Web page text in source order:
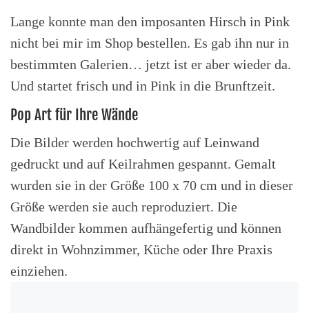
Lange konnte man den imposanten Hirsch in Pink
nicht bei mir im Shop bestellen. Es gab ihn nur in
bestimmten Galerien… jetzt ist er aber wieder da.
Und startet frisch und in Pink in die Brunftzeit.
Pop Art für Ihre Wände
Die Bilder werden hochwertig auf Leinwand
gedruckt und auf Keilrahmen gespannt. Gemalt
wurden sie in der Größe 100 x 70 cm und in dieser
Größe werden sie auch reproduziert. Die
Wandbilder kommen aufhängefertig und können
direkt in Wohnzimmer, Küche oder Ihre Praxis
einziehen.